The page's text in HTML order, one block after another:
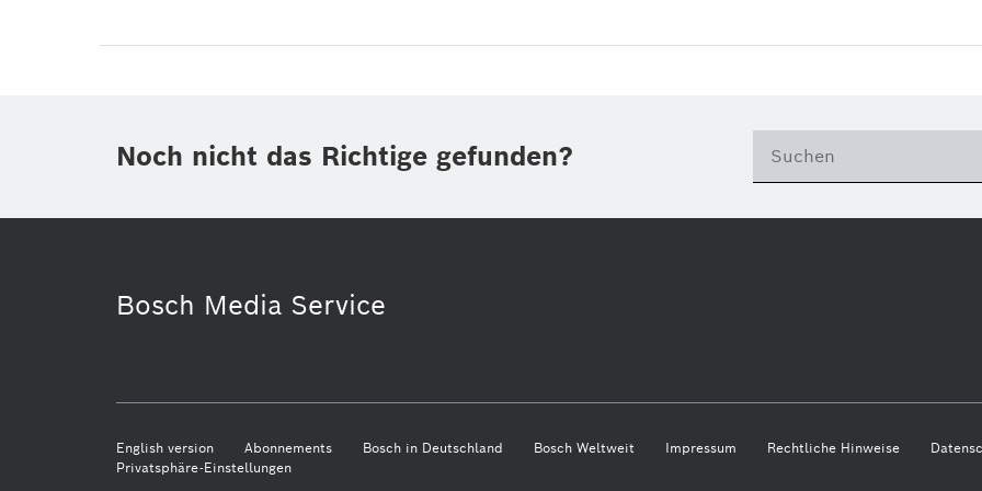
Noch nicht das Richtige gefunden?
Bosch Media Service
English version Abonnements Bosch in Deutschland Bosch Weltweit Impressum Rechtliche Hinweise
Privatsphäre-Einstellungen